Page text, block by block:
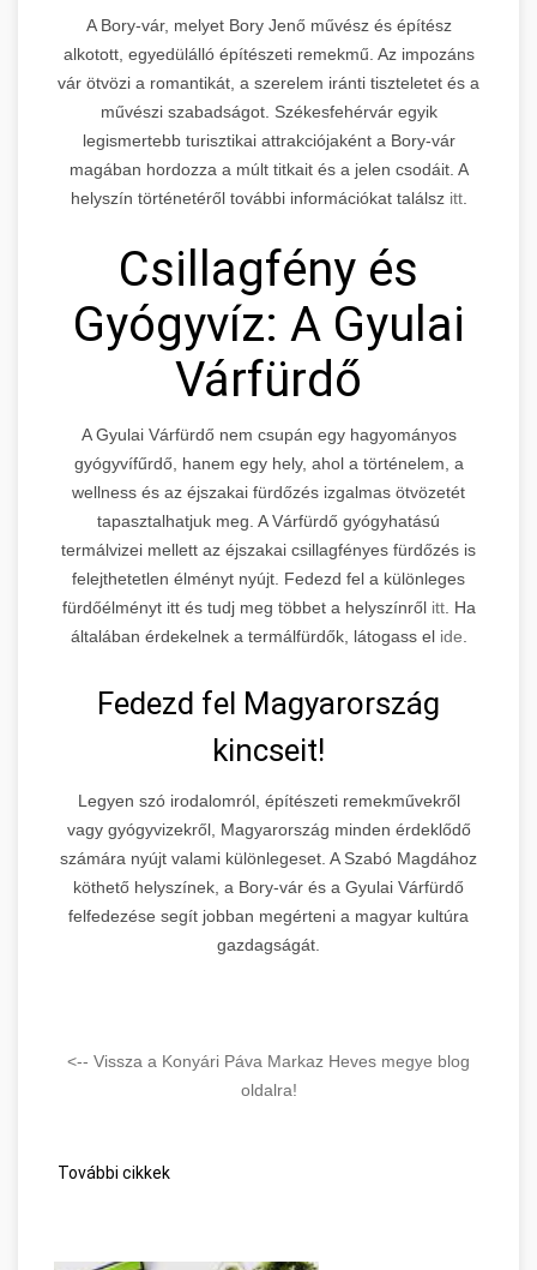
A Bory-vár, melyet Bory Jenő művész és építész
alkotott, egyedülálló építészeti remekmű. Az impozáns
vár ötvözi a romantikát, a szerelem iránti tiszteletet és a
művészi szabadságot. Székesfehérvár egyik
legismertebb turisztikai attrakciójaként a Bory-vár
magában hordozza a múlt titkait és a jelen csodáit. A
helyszín történetéről további információkat találsz itt.
Csillagfény és
Gyógyvíz: A Gyulai
Várfürdő
A Gyulai Várfürdő nem csupán egy hagyományos
gyógyvífűrdő, hanem egy hely, ahol a történelem, a
wellness és az éjszakai fürdőzés izgalmas ötvözetét
tapasztalhatjuk meg. A Várfürdő gyógyhatású
termálvizei mellett az éjszakai csillagfényes fürdőzés is
felejthetetlen élményt nyújt. Fedezd fel a különleges
fürdőélményt ittés tudj meg többet a helyszínről itt. Ha
általában érdekelnek a termálfürdők, látogass el ide
Fedezd fel Magyarország
kincseit!
Legyen szó irodalomról, építészeti remekművekről
vagy gyógyvizekről, Magyarország minden érdeklődő
számára nyújt valami különlegeset. A Szabó Magdához
köthető helyszínek, a Bory-vár és a Gyulai Várfürdő
felfedezése segít jobban megérteni a magyar kultúra
gazdagságát.
<-- Vissza a Konyári Páva Markaz Heves megye blog
oldalra!
További cikkek